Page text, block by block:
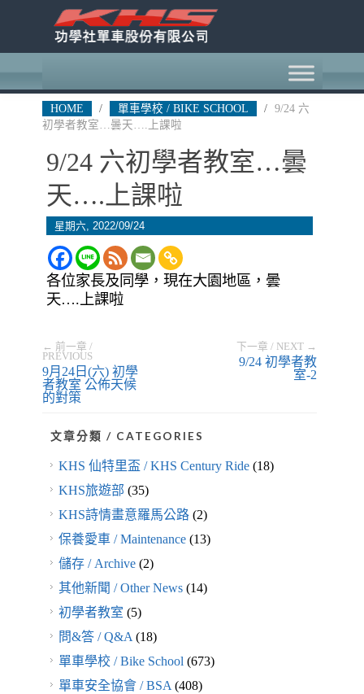
HOME / 單車學校 / BIKE SCHOOL /
9/24 六
初學者教室…曇天….上課啦
9/24 六初學者教室…曇
天….上課啦
星期六, 2022/09/24
各位家長及同學，現在大園地區，曇
天….上課啦
← 前一章 /
PREVIOUS
9月24日(六) 初學
者教室 公佈天候
的對策
下一章 / NEXT →
9/24 初學者教
室-2
文章分類 / CATEGORIES
KHS 仙特里盃 / KHS Century Ride(18)
KHS旅遊部 (35)
KHS詩情畫意羅馬公路(2)
保養愛車 / Maintenance(13)
儲存 / Archive(2)
其他新聞 / Other News(14)
初學者教室 (5)
問&答 / Q&A(18)
單車學校 / Bike School(673)
單車安全協會 / BSA(408)